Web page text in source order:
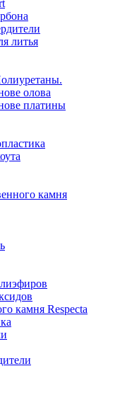
литья
олова
платины
камня
камня Respecta